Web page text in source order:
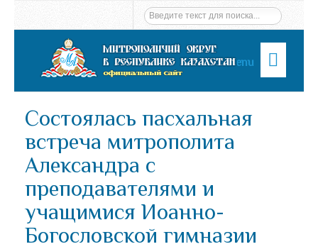
Menu
Состоялась пасхальная
встреча митрополита
Александра с
преподавателями и
учащимися Иоанно-
Богословской гимназии